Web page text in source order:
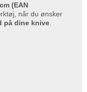
(EAN
når du ønsker
på dine knive